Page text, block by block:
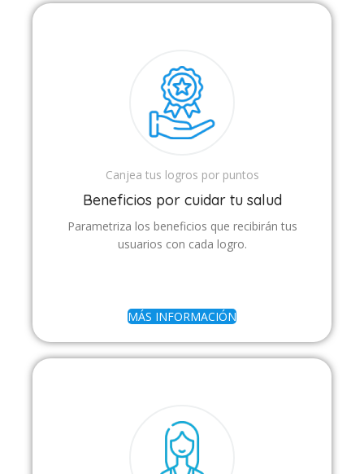
Canjea tus logros por puntos
Beneficios por cuidar tu salud
Parametriza los beneficios que recibirán tus
usuarios con cada logro.
MÁS INFORMACIÓN